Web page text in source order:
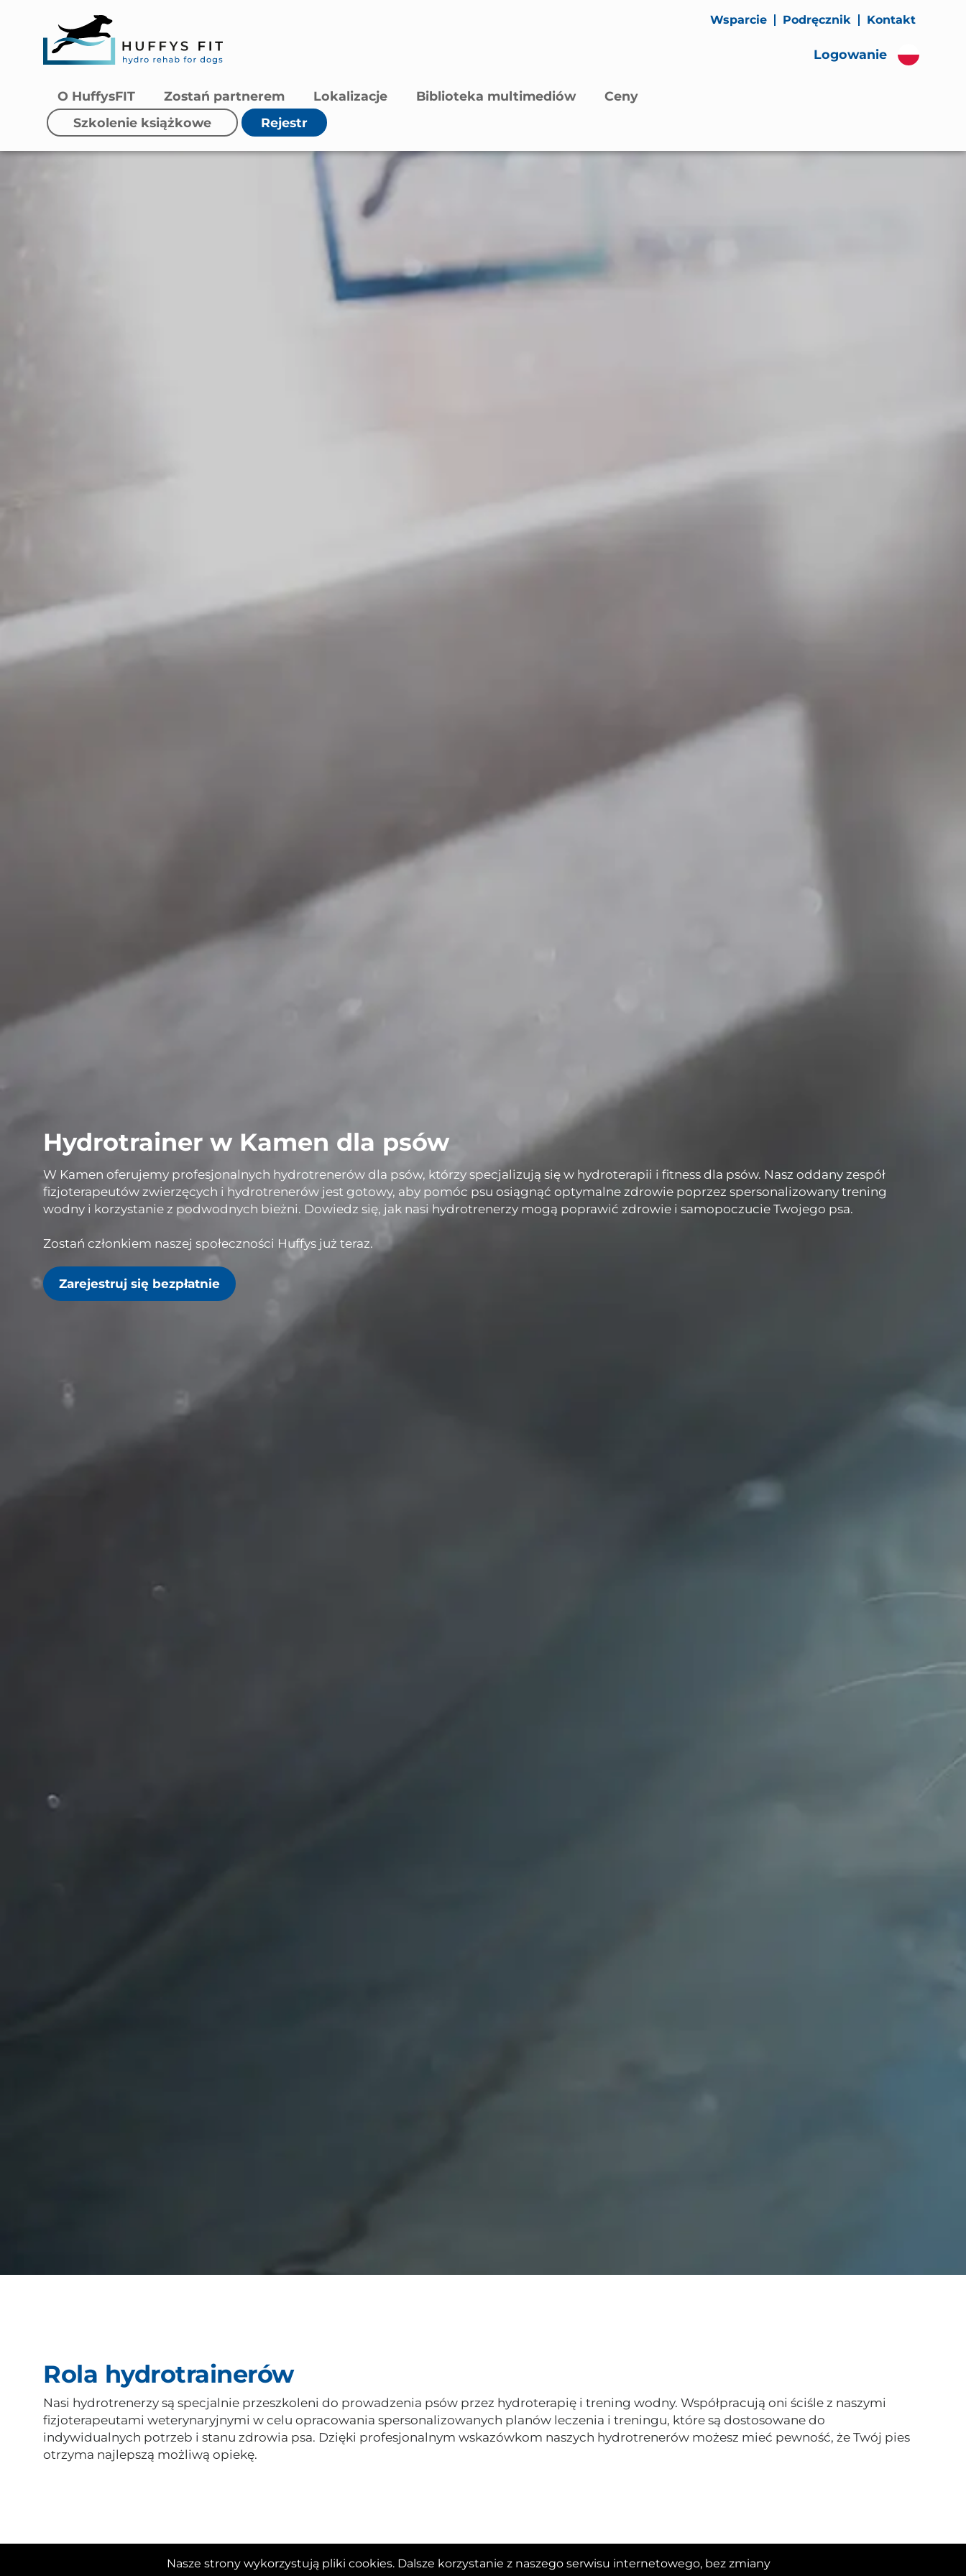
Wsparcie Podręcznik Kontakt
Logowanie
O HuffysFIT Zostań partnerem Lokalizacje Biblioteka multimediów
Ceny
Rejestr
Szkolenie książkowe
Hydrotrainer w Kamen dla psów
W Kamen oferujemy profesjonalnych hydrotrenerów dla psów, którzy specjalizują się w hydroterapii i fitness dla psów. Nasz oddany zespół
fizjoterapeutów zwierzęcych i hydrotrenerów jest gotowy, aby pomóc psu osiągnąć optymalne zdrowie poprzez spersonalizowany trening
wodny i korzystanie z podwodnych bieżni. Dowiedz się, jak nasi hydrotrenerzy mogą poprawić zdrowie i samopoczucie Twojego psa.
Zostań członkiem naszej społeczności Huffys już teraz.
Zarejestruj się bezpłatnie
Rola hydrotrainerów
Nasi hydrotrenerzy są specjalnie przeszkoleni do prowadzenia psów przez hydroterapię i trening wodny. Współpracują oni ściśle z naszymi
fizjoterapeutami weterynaryjnymi w celu opracowania spersonalizowanych planów leczenia i treningu, które są dostosowane do
indywidualnych potrzeb i stanu zdrowia psa. Dzięki profesjonalnym wskazówkom naszych hydrotrenerów możesz mieć pewność, że Twój pies
otrzyma najlepszą możliwą opiekę.
Nasze strony wykorzystują pliki cookies. Dalsze korzystanie z naszego serwisu internetowego, bez zmiany